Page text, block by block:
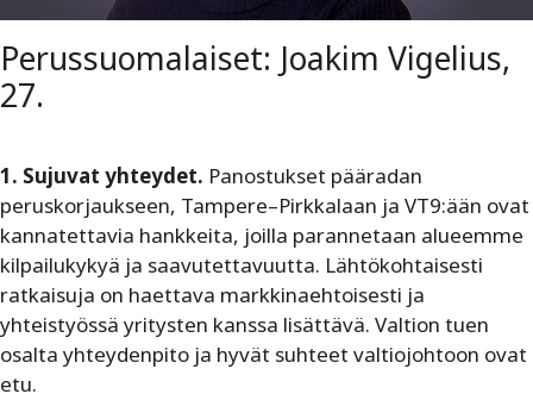
Perussuomalaiset: Joakim Vigelius,
27.
1. Sujuvat yhteydet. Panostukset pääradan
peruskorjaukseen, Tampere–Pirkkalaan ja VT9:ään ovat
kannatettavia hankkeita, joilla parannetaan alueemme
kilpailukykyä ja saavutettavuutta. Lähtökohtaisesti
ratkaisuja on haettava markkinaehtoisesti ja
yhteistyössä yritysten kanssa lisättävä. Valtion tuen
osalta yhteydenpito ja hyvät suhteet valtiojohtoon ovat
etu.